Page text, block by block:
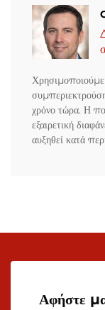
χρόνο τώρα. Η
εξαιρετική
αυξηθεί κατά
Αφήστε